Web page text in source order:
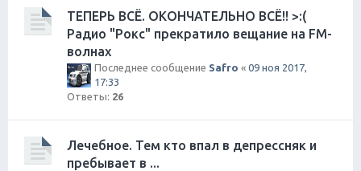
ТЕПЕРЬ ВСЁ. ОКОНЧАТЕЛЬНО ВСЁ!! >:(
Радио "Рокс" прекратило вещание на FM-
волнах
Последнее сообщение Safro « 09 ноя 2017,
17:33
Ответы: 26
Лечебное. Тем кто впал в депрессняк и
пребывает в ...